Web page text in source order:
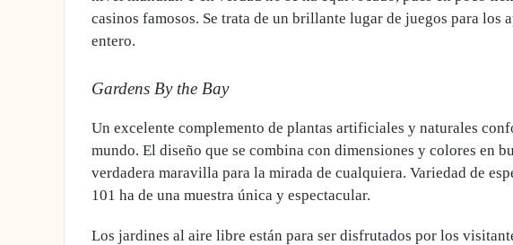
casinos famosos. Se trata de un brillante lugar de juegos para los
entero.
Gardens By the Bay
Un excelente complemento de plantas artificiales y naturales
mundo. El diseño que se combina con dimensiones y colores en
verdadera maravilla para la mirada de cualquiera. Variedad de
101 ha de una muestra única y espectacular.
Los jardines al aire libre están para ser disfrutados por los